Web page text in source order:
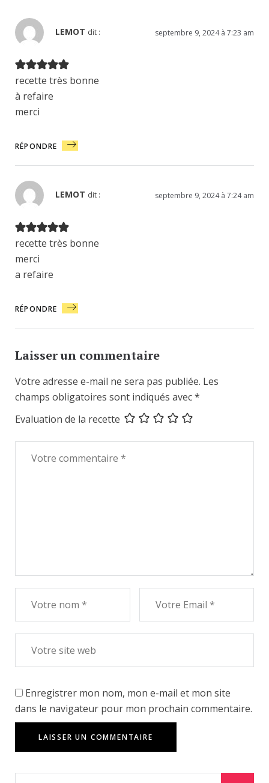
LEMOT dit : septembre 9, 2024 à 7:23 am
recette très bonne
à refaire
merci
RÉPONDRE
LEMOT dit : septembre 9, 2024 à 7:24 am
recette très bonne
merci
a refaire
RÉPONDRE
Laisser un commentaire
Votre adresse e-mail ne sera pas publiée. Les
champs obligatoires sont indiqués avec*
Evaluation de la recette
Enregistrer mon nom, mon e-mail et mon site
dans le navigateur pour mon prochain commentaire.